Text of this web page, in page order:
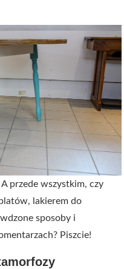
przede wszystkim, czy
lakierem do
sposoby i
Piszcie!